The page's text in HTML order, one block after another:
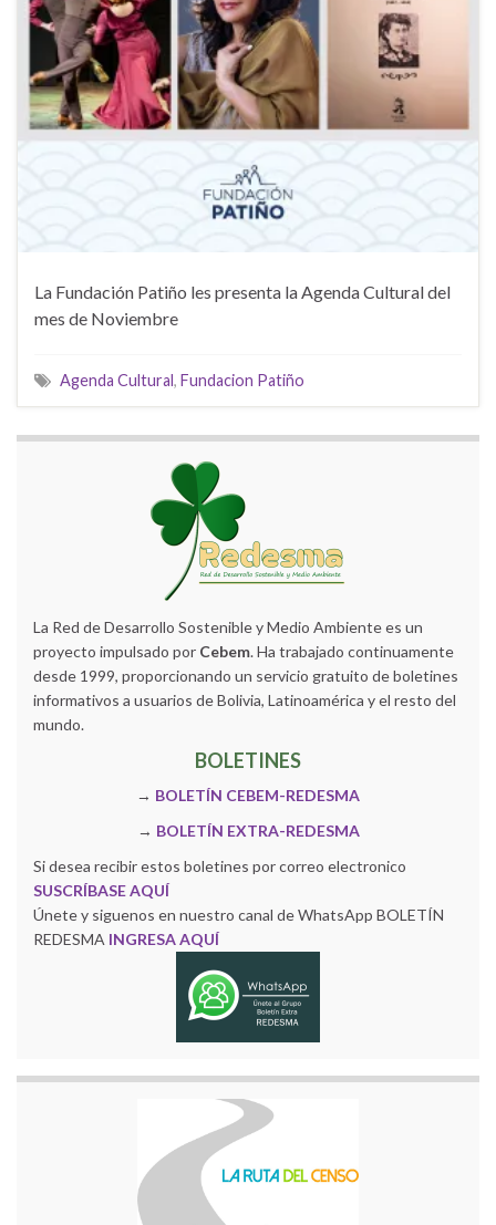
La Fundación Patiño les presenta la Agenda Cultural del
mes de Noviembre
Agenda Cultural, Fundacion Patiño
La Red de Desarrollo Sostenible y Medio Ambiente es un
proyecto impulsado por Cebem. Ha trabajado continuamente
desde 1999, proporcionando un servicio gratuito de boletines
informativos a usuarios de Bolivia, Latinoamérica y el resto del
mundo.
BOLETINES
→ BOLETÍN CEBEM-REDESMA
→ BOLETÍN EXTRA-REDESMA
Si desea recibir estos boletines por correo electronico
SUSCRÍBASE AQUÍ
Únete y siguenos en nuestro canal de WhatsApp BOLETÍN
REDESMA INGRESA AQUÍ